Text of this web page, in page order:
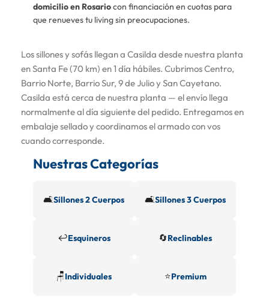
domicilio en Rosariocon financiación en cuotas para
que renueves tu living sin preocupaciones.
Los sillones y sofás llegan a Casilda desde nuestra planta
en Santa Fe (70 km) en 1 día hábiles. Cubrimos Centro,
Barrio Norte, Barrio Sur, 9 de Julio y San Cayetano.
Casilda está cerca de nuestra planta — el envío llega
normalmente al día siguiente del pedido. Entregamos en
embalaje sellado y coordinamos el armado con vos
cuando corresponde.
Nuestras Categorías
🛋️Sillones 2 Cuerpos 🛋️Sillones 3 Cuerpos
↩️Esquineros 🔄Reclinables
🪑Individuales ⭐Premium